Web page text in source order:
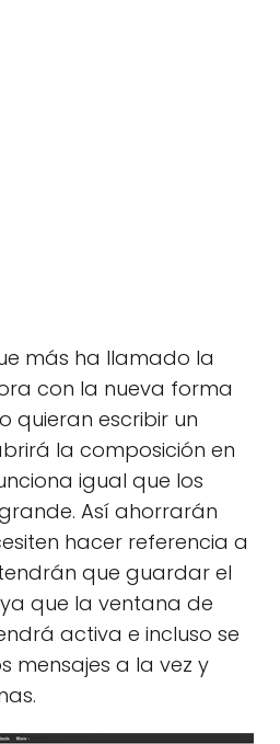
más ha llamado la
con la nueva forma
quieran escribir un
la composición en
igual que los
Así ahorrarán
hacer referencia a
que guardar el
que la ventana de
activa e incluso se
mensajes a la vez y